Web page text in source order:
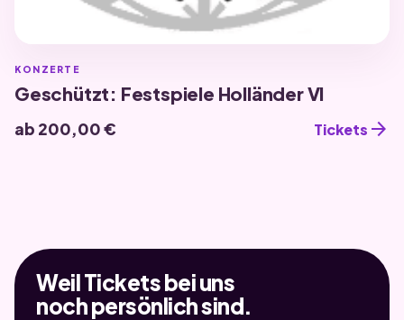
KONZERTE
Geschützt: Festspiele Holländer VI
ab 200,00 € Tickets arrow_forward
Weil Tickets bei uns
noch persönlich sind.